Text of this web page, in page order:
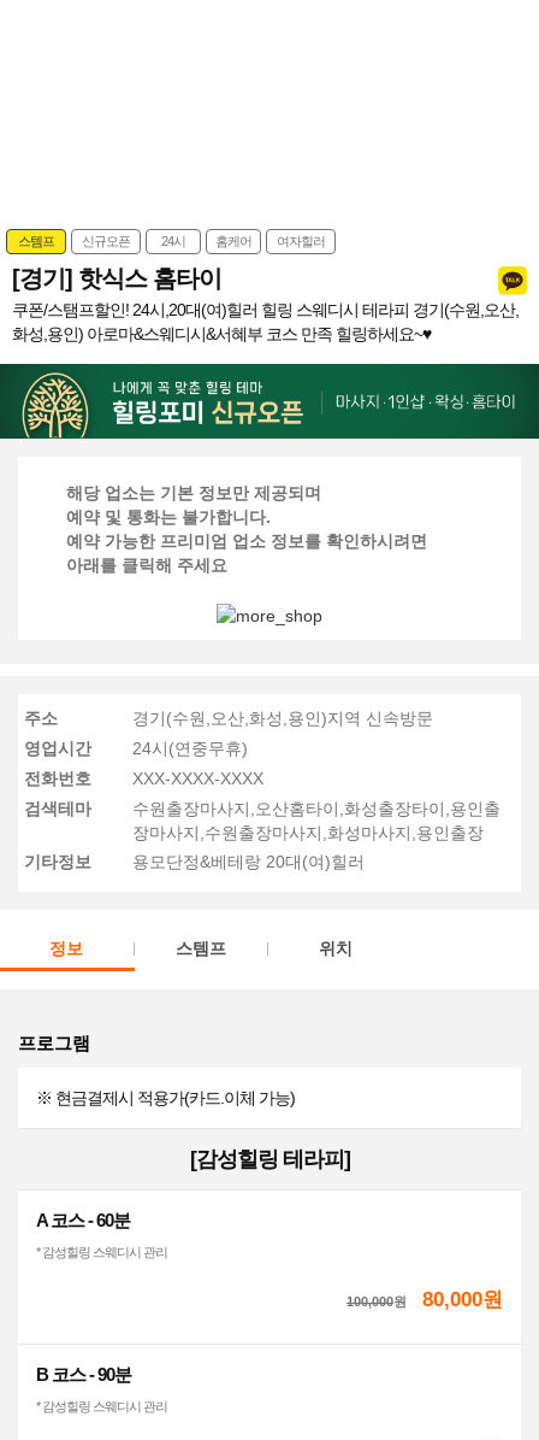
스템프 신규오픈 24시 홈케어 여자힐러
[경기] 핫식스 홈타이
쿠폰/스탬프할인! 24시,20대(여)힐러 힐링 스웨디시 테라피 경기(수원,오산,
화성,용인) 아로마&스웨디시&서혜부 코스 만족 힐링하세요~♥
해당 업소는 기본 정보만 제공되며
예약 및 통화는 불가합니다.
예약 가능한 프리미엄 업소 정보를 확인하시려면
아래를 클릭해 주세요
주소
경기(수원,오산,화성,용인)지역 신속방문
영업시간
24시(연중무휴)
전화번호
XXX-XXXX-XXXX
검색테마
수원출장마사지,오산홈타이,화성출장타이,용인출
장마사지,수원출장마사지,화성마사지,용인출장
기타정보
용모단정&베테랑 20대(여)힐러
정보 스템프 위치
프로그램
※ 현금결제시 적용가(카드.이체 가능)
[감성힐링 테라피]
A 코스 - 60분
* 감성힐링 스웨디시 관리
100,000원 80,000원
B 코스 - 90분
* 감성힐링 스웨디시 관리